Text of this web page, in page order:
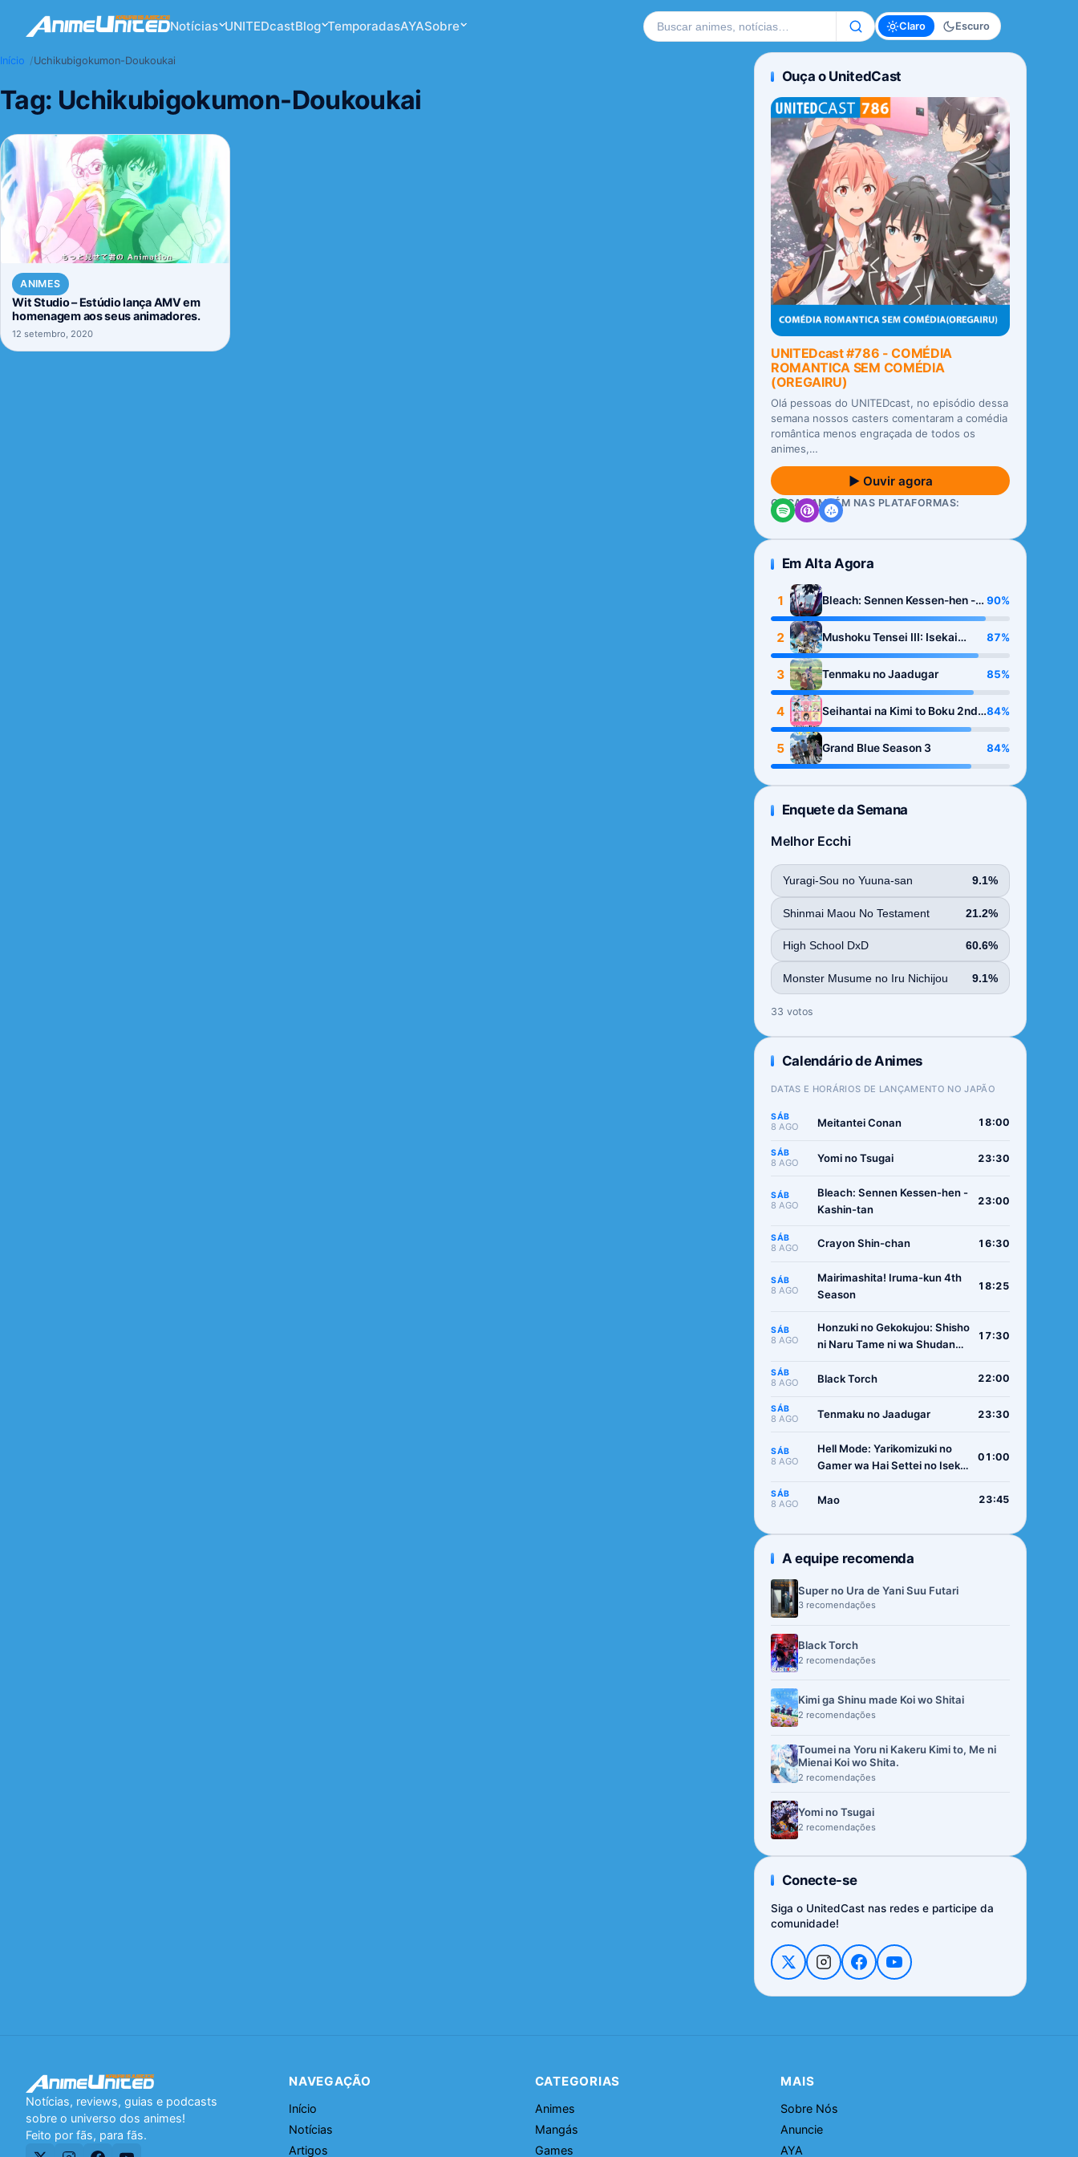
Notícias UNITEDcastBlog TemporadasAYASobre Buscar no site Claro Escuro
Início Uchikubigokumon-Doukoukai
Tag: Uchikubigokumon-Doukoukai
ANIMES
Wit Studio – Estúdio lança AMV em
homenagem aos seus animadores.
12 setembro, 2020
Ouça o UnitedCast
UNITEDcast #786 - COMÉDIA
ROMANTICA SEM COMÉDIA
(OREGAIRU)
Olá pessoas do UNITEDcast, no episódio dessa
semana nossos casters comentaram a comédia
romântica menos engraçada de todos os
animes,…
▶ Ouvir agora
OUÇA TAMBÉM NAS PLATAFORMAS:
Em Alta Agora
1
Bleach: Sennen Kessen-hen -
Kashin-tan
90%
2
Mushoku Tensei III: Isekai
Ittara Honki Dasu
87%
3 Tenmaku no Jaadugar 85%
4
Seihantai na Kimi to Boku 2nd
Season
84%
5 Grand Blue Season 3 84%
Enquete da Semana
Melhor Ecchi
Yuragi-Sou no Yuuna-san 9.1%
Shinmai Maou No Testament 21.2%
High School DxD 60.6%
Monster Musume no Iru Nichijou 9.1%
33 votos
Calendário de Animes
DATAS E HORÁRIOS DE LANÇAMENTO NO JAPÃO
SÁB
8 AGO Meitantei Conan 18:00
SÁB
8 AGO Yomi no Tsugai 23:30
SÁB
8 AGO
Bleach: Sennen Kessen-hen -
Kashin-tan
23:00
SÁB
8 AGO Crayon Shin-chan 16:30
SÁB
8 AGO
Mairimashita! Iruma-kun 4th
Season
18:25
SÁB
8 AGO
Honzuki no Gekokujou: Shisho
ni Naru Tame ni wa Shudan
Ryoushu no Youjo
17:30
SÁB
8 AGO Black Torch 22:00
SÁB
8 AGO Tenmaku no Jaadugar 23:30
SÁB
8 AGO
Hell Mode: Yarikomizuki no
Gamer wa Hai Settei no Isekai
01:00
SÁB
8 AGO Mao 23:45
A equipe recomenda
Super no Ura de Yani Suu Futari
3 recomendações
Black Torch
2 recomendações
Kimi ga Shinu made Koi wo Shitai
2 recomendações
Toumei na Yoru ni Kakeru Kimi to, Me ni
Mienai Koi wo Shita.
2 recomendações
Yomi no Tsugai
2 recomendações
Conecte-se
Siga o UnitedCast nas redes e participe da
comunidade!
Notícias, reviews, guias e podcasts
sobre o universo dos animes!
Feito por fãs, para fãs.
NAVEGAÇÃO
Início
Notícias
Artigos
CATEGORIAS
Animes
Mangás
Games
MAIS
Sobre Nós
Anuncie
AYA